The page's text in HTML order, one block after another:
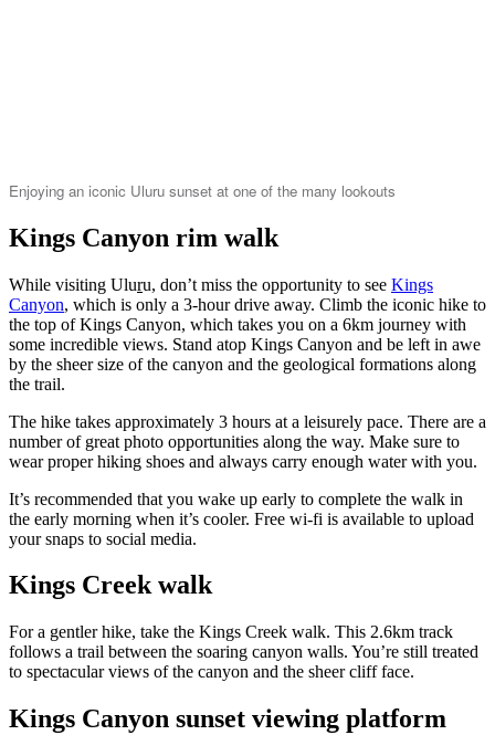
Enjoying an iconic Uluru sunset at one of the many lookouts
Kings Canyon rim walk
While visiting Uluru, don’t miss the opportunity to see Kings
Canyon, which is only a 3-hour drive away. Climb the iconic hike to
the top of Kings Canyon, which takes you on a 6km journey with
some incredible views. Stand atop Kings Canyon and be left in awe
by the sheer size of the canyon and the geological formations along
the trail.
The hike takes approximately 3 hours at a leisurely pace. There are a
number of great photo opportunities along the way. Make sure to
wear proper hiking shoes and always carry enough water with you.
It’s recommended that you wake up early to complete the walk in
the early morning when it’s cooler. Free wi-fi is available to upload
your snaps to social media.
Kings Creek walk
For a gentler hike, take the Kings Creek walk. This 2.6km track
follows a trail between the soaring canyon walls. You’re still treated
to spectacular views of the canyon and the sheer cliff face.
Kings Canyon sunset viewing platform